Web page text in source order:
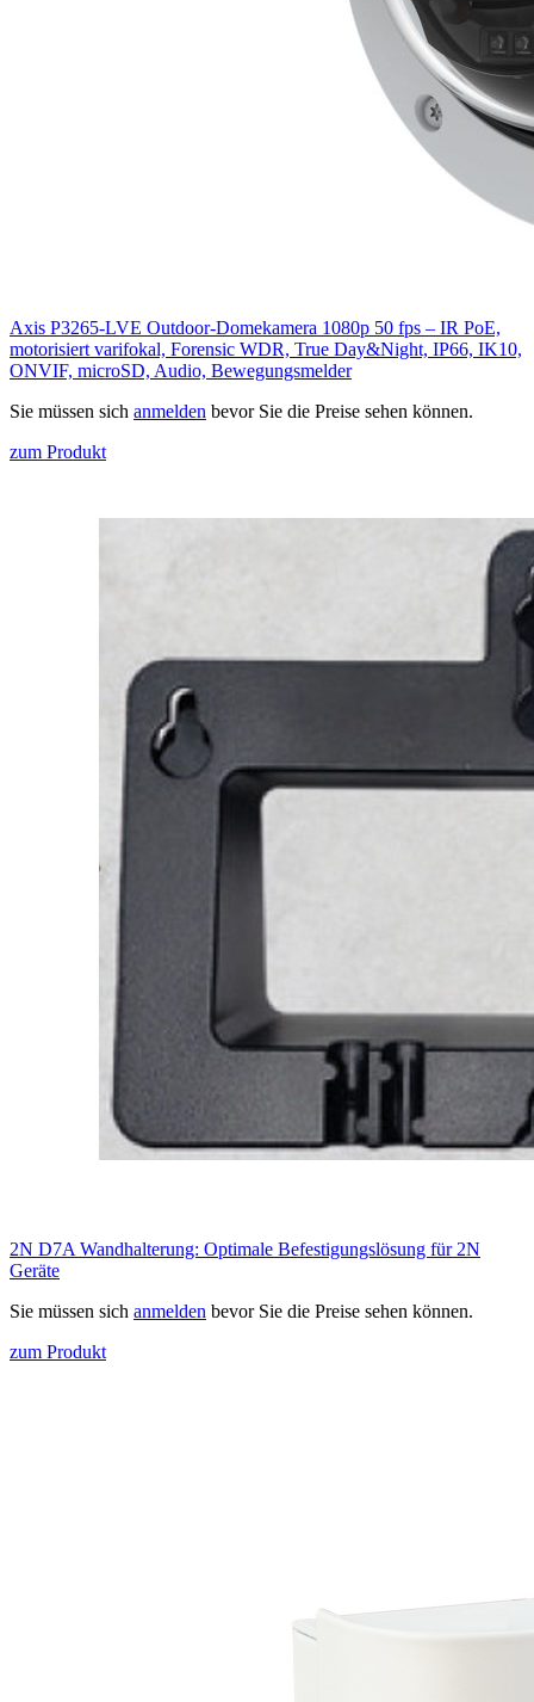
Axis P3265-LVE Outdoor-Domekamera 1080p 50 fps – IR PoE,
motorisiert varifokal, Forensic WDR, True Day&Night, IP66, IK10,
ONVIF, microSD, Audio, Bewegungsmelder
Sie müssen sich anmelden bevor Sie die Preise sehen können.
zum Produkt
2N D7A Wandhalterung: Optimale Befestigungslösung für 2N
Geräte
Sie müssen sich anmelden bevor Sie die Preise sehen können.
zum Produkt